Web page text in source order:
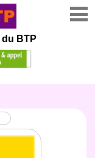
du BTP